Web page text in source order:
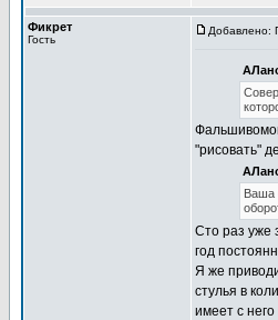
Фикрет
Гость
Добавлено:
"рисовать"
Ваша
Сто раз уже
год
Я же
стулья в
имеет с